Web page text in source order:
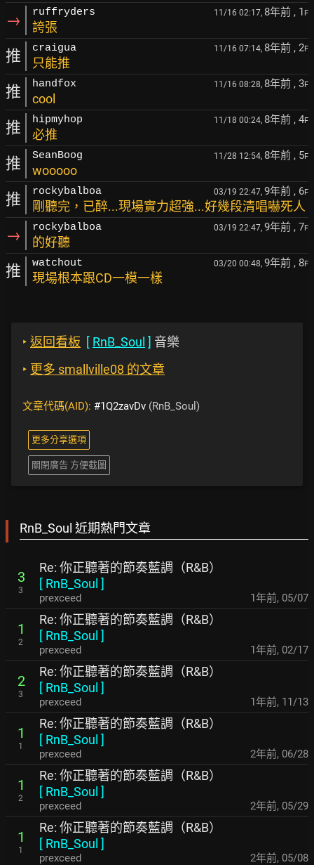
→ ruffryders 11/16 02:17, 8年前 , 1 F
誇張
推 craigua 11/16 07:14, 8年前 , 2F
只能推
推 handfox 11/16 08:28, 8年前 , 3F
cool
推 hipmyhop 11/18 00:24, 8年前 , 4F
必推
推 SeanBoog 11/28 12:54, 8年前 , 5F
wooooo
推 rockybalboa 03/19 22:47, 9年前 , 6F
剛聽完，已醉...現場實力超強...好幾段清唱嚇死人
→ rockybalboa 03/19 22:47, 9年前 , 7F
的好聽
推 watchout 03/20 00:48, 9年前 , 8F
現場根本跟CD一模一樣
‣ 返回看板 [ RnB_Soul ] 音樂
‣ 更多 smallville08 的文章
文章代碼(AID): #1Q2zavDv (RnB_Soul)
更多分享選項
關閉廣告 方便截圖
RnB_Soul 近期熱門文章
3
3
Re: 你正聽著的節奏藍調（R&B）
[ RnB_Soul ]
prexceed 1年前, 05/07
1
2
Re: 你正聽著的節奏藍調（R&B）
[ RnB_Soul ]
prexceed 1年前, 02/17
2
3
Re: 你正聽著的節奏藍調（R&B）
[ RnB_Soul ]
prexceed 1年前, 11/13
1
1
Re: 你正聽著的節奏藍調（R&B）
[ RnB_Soul ]
prexceed 2年前, 06/28
1
2
Re: 你正聽著的節奏藍調（R&B）
[ RnB_Soul ]
prexceed 2年前, 05/29
1
1
Re: 你正聽著的節奏藍調（R&B）
[ RnB_Soul ]
prexceed 2年前, 05/08